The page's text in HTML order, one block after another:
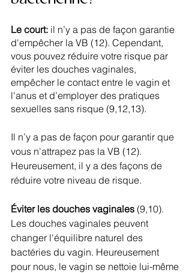
Le court: il n’y a pas de façon garantie
d'empêcher la VB (12). Cependant,
vous pouvez réduire votre risque par
éviter les douches vaginales,
empêcher le contact entre le vagin et
l'anus et d’employer des pratiques
sexuelles sans risque (9,12,13).
Il n’y a pas de façon pour garantir que
vous n'attrapez pas la VB (12).
Heureusement, il y a des façons de
réduire votre niveau de risque.
Éviter les douches vaginales (9,10).
Les douches vaginales peuvent
changer l'équilibre naturel des
bactéries du vagin. Heureusement
pour nous, le vagin se nettoie lui-même